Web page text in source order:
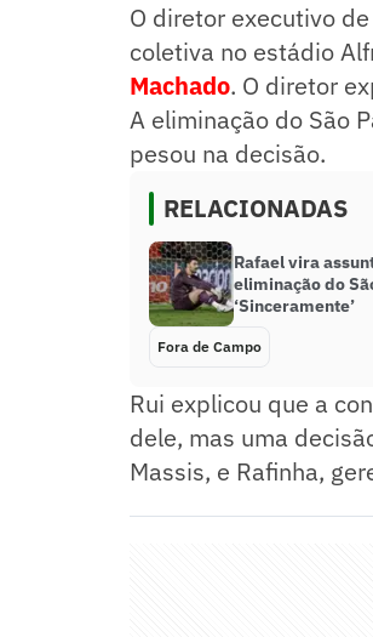
O diretor executivo
coletiva no estádio
Machado. O diretor
A eliminação do São
pesou na decisão.
RELACIONADAS
Rafael vira
eliminação do
‘Sinceramente’
Fora de Campo
Rui explicou que a
dele, mas uma
Massis, e Rafinha,